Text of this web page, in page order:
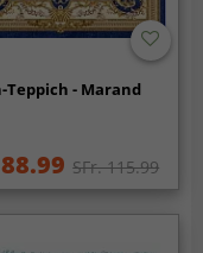
- Marand
SFr. 115.99